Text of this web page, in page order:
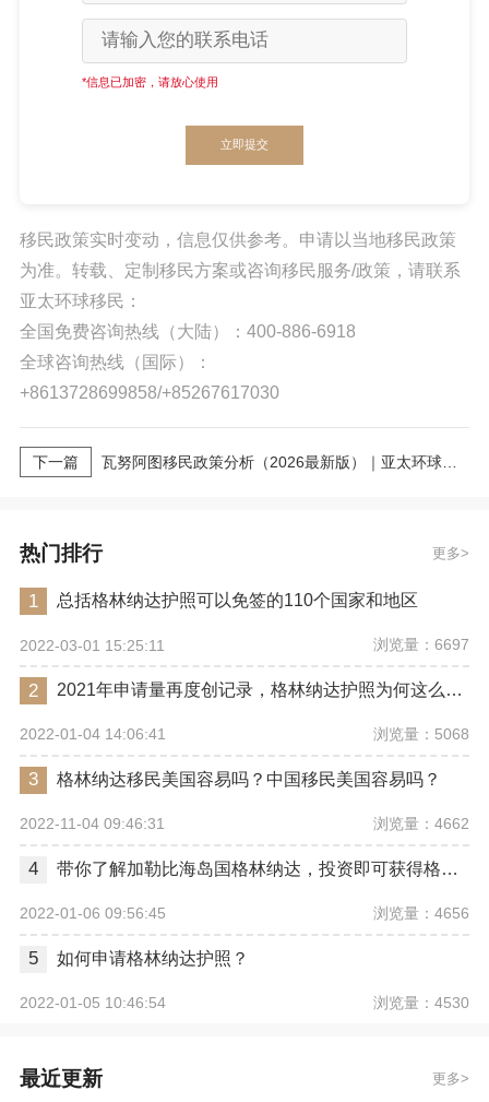
*信息已加密，请放心使用
立即提交
移民政策实时变动，信息仅供参考。申请以当地移民政策
为准。转载、定制移民方案或咨询移民服务/政策，请联系
亚太环球移民：
全国免费咨询热线（大陆）：400-886-6918
全球咨询热线（国际）：
+8613728699858/+85267617030
下一篇 瓦努阿图移民政策分析（2026最新版）｜亚太环球专业解读
热门排行 更多
1 总括格林纳达护照可以免签的110个国家和地区
2022-03-01 15:25:11 浏览量：6697
2 2021年申请量再度创记录，格林纳达护照为何这么火？
2022-01-04 14:06:41 浏览量：5068
3 格林纳达移民美国容易吗？中国移民美国容易吗？
2022-11-04 09:46:31 浏览量：4662
4 带你了解加勒比海岛国格林纳达，投资即可获得格林纳达护照
2022-01-06 09:56:45 浏览量：4656
5 如何申请格林纳达护照？
2022-01-05 10:46:54 浏览量：4530
最近更新 更多